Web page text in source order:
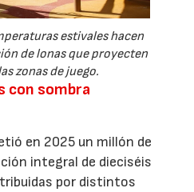
estivales hacen
de lonas que proyecten
zonas de juego.
con sombra
en 2025 un millón de
integral de dieciséis
por distintos